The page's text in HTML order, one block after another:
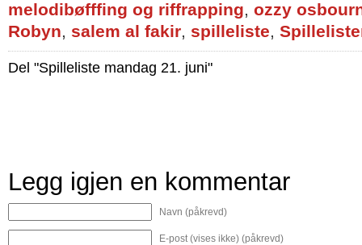
melodibøfffing og riffrapping, ozzy
Robyn, salem al fakir, spilleliste,
Del "Spilleliste mandag 21. juni"
Legg igjen en kommentar
Navn (påkrevd)
E-post (vises ikke) (påkrevd)